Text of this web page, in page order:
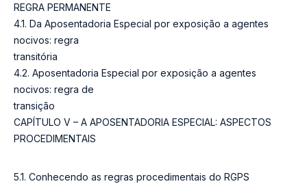
REGRA PERMANENTE
4.1. Da Aposentadoria Especial por exposição a agentes
nocivos: regra
transitória
4.2. Aposentadoria Especial por exposição a agentes
nocivos: regra de
transição
CAPÍTULO V – A APOSENTADORIA ESPECIAL: ASPECTOS
PROCEDIMENTAIS
5.1. Conhecendo as regras procedimentais do RGPS